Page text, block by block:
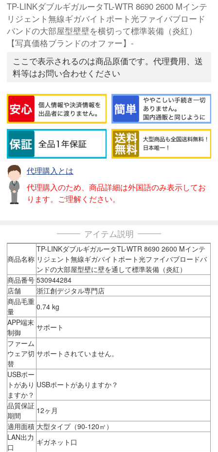
TP-LINKダブルギガルータTL-WTR 8690 2600 Mインテ
リジェント無線ギガバイトポート光ファイバブロード
バンドの大部屋型壁壁を横切って標準装備（炎紅）
【写真価格ブランドのオファー】-
ここで表示されるのは商品原価です。代理費用、送
料等はお問い合わせください
代理購入とは
代理購入のため、商品詳細は外国語のみ表示してお
ります。ご理解ください。
アイテム説明
商品名称
TP-LINKダブルギガルータTL-WTR 8690 2600 Mインテ
リジェント無線ギガバイトポート光ファイバブロードバ
ンドの大部屋型壁に壁を通して標準装備（炎紅）
商品番号 530944284
店舗
浙江創デジタル専門店
商品毛重
量
0.74 kg
APP端末
制御
サポート
ファーム
ウェア切
替
サポートされていません。
USBポー
トがあり
ますか？
USBポートがありますか？
品質保証
期間
12ヶ月
適用面積 大型タイプ（90-120㎡）
LAN出力
口
ギガネット口